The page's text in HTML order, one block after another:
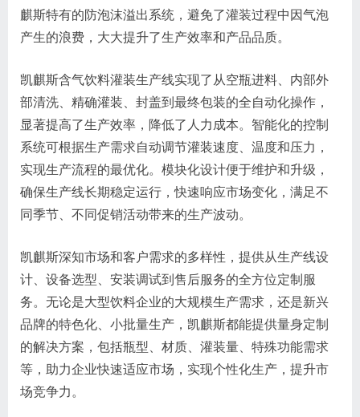
麒斯特有的防泡沫溢出系统，避免了灌装过程中因气泡
产生的浪费，大大提升了生产效率和产品品质。
凯麒斯含气饮料灌装生产线实现了从空瓶进料、内部外
部清洗、精确灌装、封盖到最终包装的全自动化操作，
显著提高了生产效率，降低了人力成本。智能化的控制
系统可根据生产需求自动调节灌装速度、温度和压力，
实现生产流程的最优化。模块化设计便于维护和升级，
确保生产线长期稳定运行，快速响应市场变化，满足不
同季节、不同促销活动带来的生产波动。
凯麒斯深知市场和客户需求的多样性，提供从生产线设
计、设备选型、安装调试到售后服务的全方位定制服
务。无论是大型饮料企业的大规模生产需求，还是新兴
品牌的特色化、小批量生产，凯麒斯都能提供量身定制
的解决方案，包括瓶型、材质、灌装量、特殊功能需求
等，助力企业快速适应市场，实现个性化生产，提升市
场竞争力。